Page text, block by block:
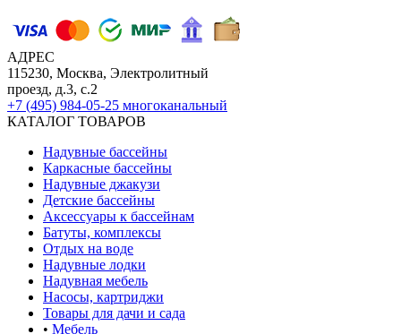
АДРЕС
115230, Москва, Электролитный
проезд, д.3, с.2
+7 (495) 984-05-25 многоканальный
КАТАЛОГ ТОВАРОВ
Надувные бассейны
Каркасные бассейны
Надувные джакузи
Детские бассейны
Аксессуары к бассейнам
Батуты, комплексы
Отдых на воде
Надувные лодки
Надувная мебель
Насосы, картриджи
Товары для дачи и сада
• Мебель